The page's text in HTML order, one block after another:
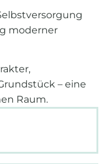
moderner
– eine
Raum.